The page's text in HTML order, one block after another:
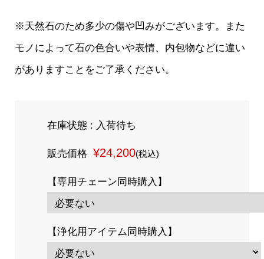
※天然石のため多少の傷や凹みがございます。また
モノによって石の色合いや表情、内包物などに違い
がありますことをご了承ください。
在庫状態 : 入荷待ち
販売価格 ¥24,200(税込)
【専用チェーン同時購入】
【浄化用アイテム同時購入】